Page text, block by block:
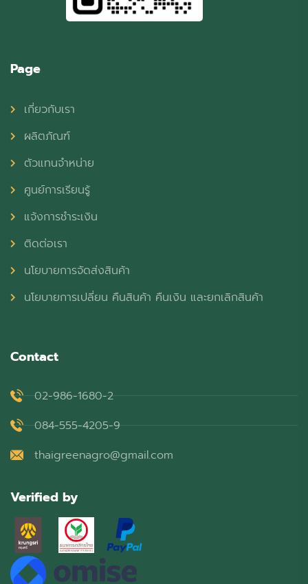
Page
เกี่ยวกับเรา
ผลิตภัณฑ์
ตัวแทนจำหน่าย
ศูนย์การเรียนรู้
แจ้งการชำระเงิน
ติดต่อเรา
นโยบายการจัดส่งสินค้า
นโยบายการเปลี่ยน คืนสินค้า คืนเงิน และยกเลิกสินค้า
Contact
02-986-1680-2
084-555-4205-9
thaigreenagro@gmail.com
Verified by